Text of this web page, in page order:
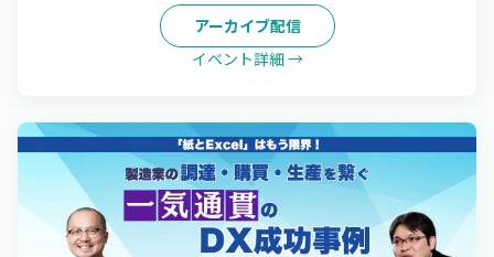
アーカイブ配信
イベント詳細 →